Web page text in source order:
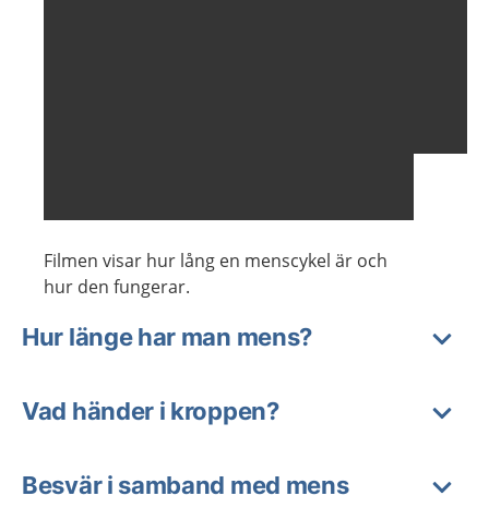
Filmen visar hur lång en menscykel är och
hur den fungerar.
Hur länge har man mens?
Vad händer i kroppen?
Besvär i samband med mens